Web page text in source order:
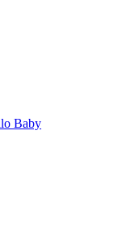
Baby